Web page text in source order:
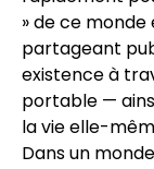
» de ce
partageant
existence à
portable —
la vie elle-
Dans un